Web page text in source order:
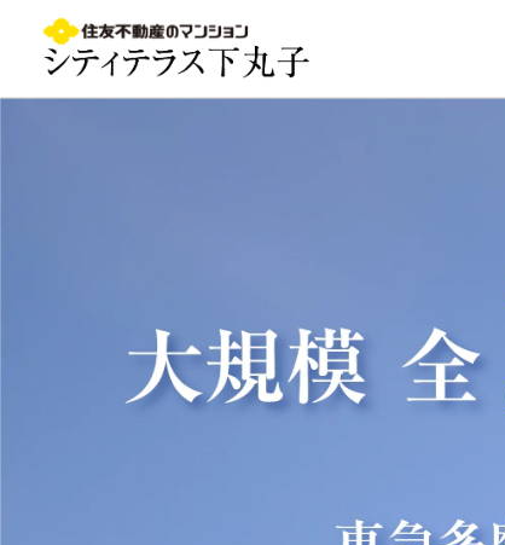
鵜の木駅徒歩7分｜シティテラス下丸子｜大田区 新築